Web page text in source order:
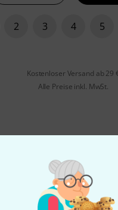
2 3 4 5
Kostenloser Versand ab 29
Alle Preise inkl. MwSt.
Bühne
kaufen